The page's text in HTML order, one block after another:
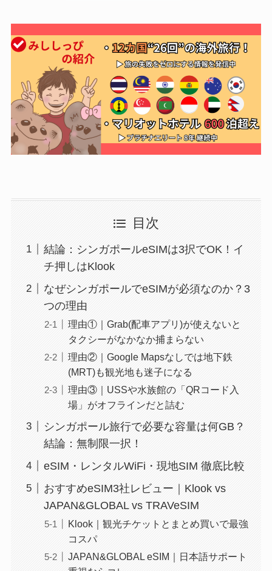
目次
結論：シンガポールeSIMは3択でOK！イ
チ押しはKlook
なぜシンガポールでeSIMが必須なのか？3
つの理由
理由①｜Grab(配車アプリ)が使えないと
タクシーがなかなか捕まらない
理由②｜Google Mapsなしでは地下鉄
(MRT)も観光地も迷子になる
理由③｜USSや水族館の「QRコード入
場」がオフラインだと詰む
シンガポール旅行で必要な容量は何GB？
結論：無制限一択！
eSIM・レンタルWiFi・現地SIM 徹底比較
おすすめeSIM3社レビュー｜Klook vs
JAPAN&GLOBAL vs TRAVeSIM
Klook｜観光チケットとまとめ買いで最強
コスパ
JAPAN&GLOBAL eSIM｜日本語サポート